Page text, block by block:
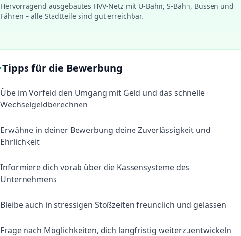
Hervorragend ausgebautes HVV-Netz mit U-Bahn, S-Bahn, Bussen und
Fähren – alle Stadtteile sind gut erreichbar.
Tipps für die Bewerbung
Übe im Vorfeld den Umgang mit Geld und das schnelle
Wechselgeldberechnen
Erwähne in deiner Bewerbung deine Zuverlässigkeit und
Ehrlichkeit
Informiere dich vorab über die Kassensysteme des
Unternehmens
Bleibe auch in stressigen Stoßzeiten freundlich und gelassen
Frage nach Möglichkeiten, dich langfristig weiterzuentwickeln